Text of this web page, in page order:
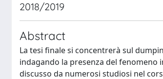
2018/2019
Abstract
La tesi finale si concentrerà sul
indagando la presenza del fenomeno
discusso da numerosi studiosi nel